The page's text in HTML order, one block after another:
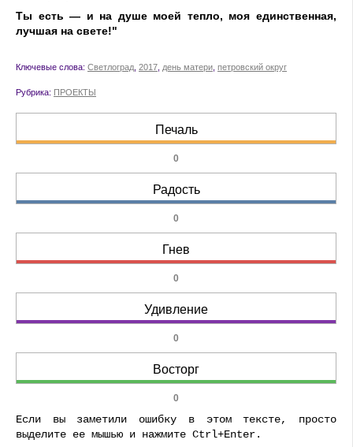
Ты есть — и на душе моей тепло, моя единственная,
лучшая на свете!"
Ключевые слова: Светлоград 2017 день матери петровский округ
Рубрика: ПРОЕКТЫ
Печаль
0
Радость
0
Гнев
0
Удивление
0
Восторг
0
Если вы заметили ошибку в этом тексте, просто
выделите ее мышью и нажмите Ctrl+Enter.